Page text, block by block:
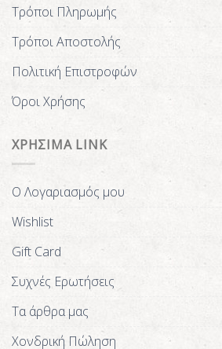
Τρόποι Πληρωμής
Τρόποι Αποστολής
Πολιτική Επιστροφών
Όροι Χρήσης
ΧΡΗΣΙΜΑ LINK
Ο Λογαριασμός μου
Wishlist
Gift Card
Συχνές Ερωτήσεις
Τα άρθρα μας
Χονδρική Πώληση